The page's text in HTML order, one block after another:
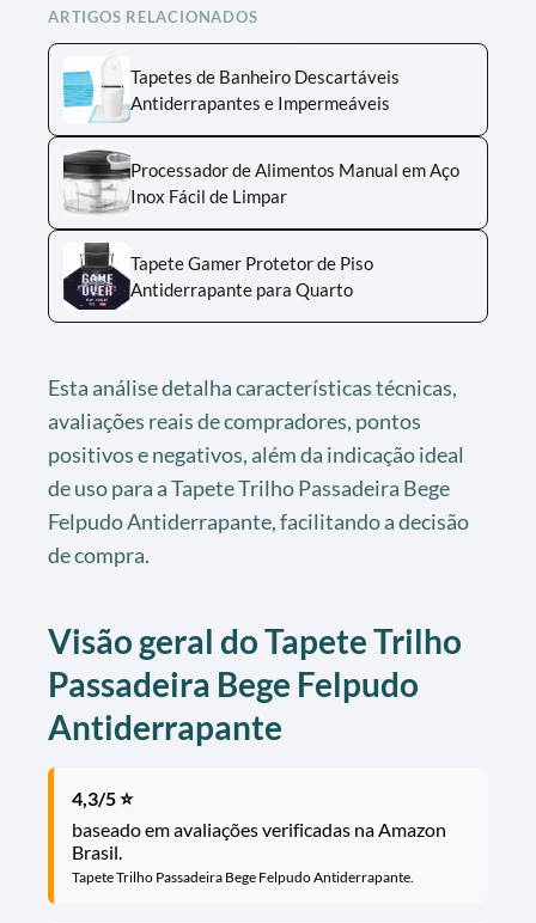
ARTIGOS RELACIONADOS
Tapetes de Banheiro Descartáveis
Antiderrapantes e Impermeáveis
Processador de Alimentos Manual em Aço
Inox Fácil de Limpar
Tapete Gamer Protetor de Piso
Antiderrapante para Quarto
Esta análise detalha características técnicas,
avaliações reais de compradores, pontos
positivos e negativos, além da indicação ideal
de uso para a Tapete Trilho Passadeira Bege
Felpudo Antiderrapante, facilitando a decisão
de compra.
Visão geral do Tapete Trilho
Passadeira Bege Felpudo
Antiderrapante
4,3/5 ⭐
baseado em avaliações verificadas na Amazon
Brasil.
Tapete Trilho Passadeira Bege Felpudo Antiderrapante.